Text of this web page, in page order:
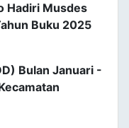
Hadiri Musdes
Buku 2025
Bulan Januari -